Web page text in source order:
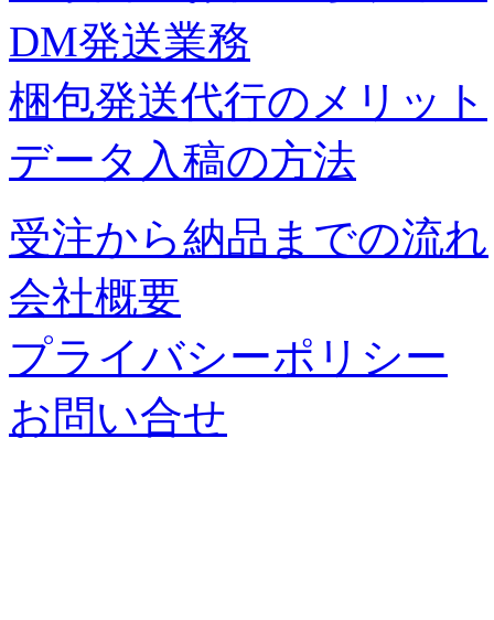
DM発送業務
梱包発送代行のメリット
データ入稿の方法
受注から納品までの流れ
会社概要
プライバシーポリシー
お問い合せ